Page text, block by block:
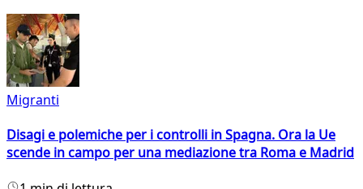
Migranti
Disagi e polemiche per i controlli in Spagna. Ora la Ue
scende in campo per una mediazione tra Roma e Madrid